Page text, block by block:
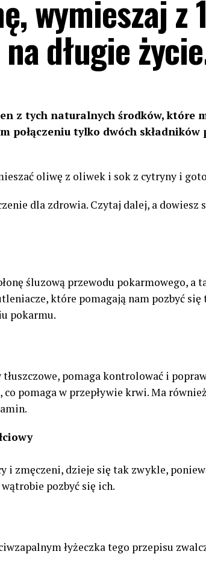
wymieszaj z
długie
z tych naturalnych środków, które
połączeniu tylko dwóch składników
oliwę z oliwek i sok z cytryny i
dla zdrowia. Czytaj dalej, a dowiesz
śluzową przewodu pokarmowego, a
które pomagają nam pozbyć się
pokarmu.
pomaga kontrolować i
pomaga w przepływie krwi. Ma
i zmęczeni, dzieje się tak zwykle,
pozbyć się ich.
łyżeczka tego przepisu